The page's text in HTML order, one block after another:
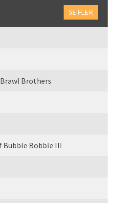
SE FLER
Brothers
Bubble Bobble III